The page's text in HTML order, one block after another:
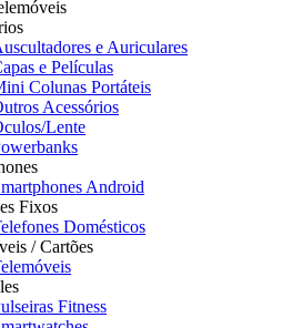
e Auriculares
e Películas
Colunas Portáteis
Acessórios
Lente
Android
Fixos
Domésticos
/ Cartões
Fitness